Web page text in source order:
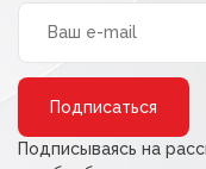
Подписываясь на